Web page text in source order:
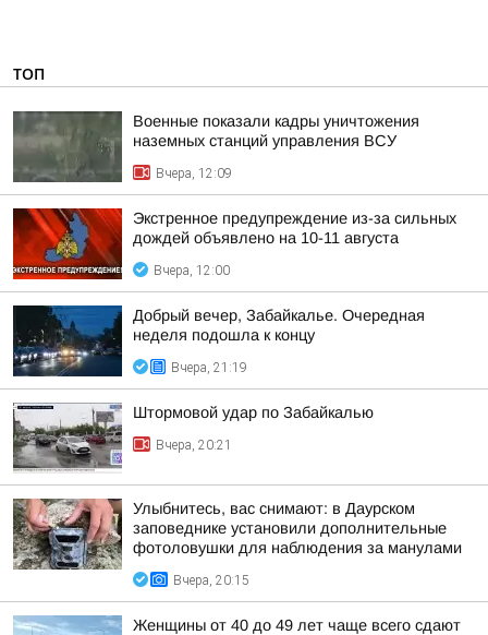
ТОП
Военные показали кадры уничтожения
наземных станций управления ВСУ
Вчера, 12:09
Экстренное предупреждение из-за сильных
дождей объявлено на 10-11 августа
Вчера, 12:00
Добрый вечер, Забайкалье. Очередная
неделя подошла к концу
Вчера, 21:19
Штормовой удар по Забайкалью
Вчера, 20:21
Улыбнитесь, вас снимают: в Даурском
заповеднике установили дополнительные
фотоловушки для наблюдения за манулами
Вчера, 20:15
Женщины от 40 до 49 лет чаще всего сдают